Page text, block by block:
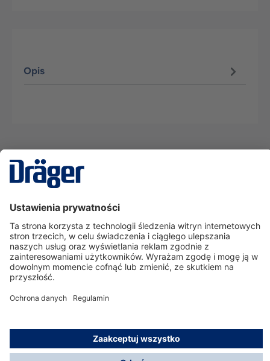
Opis
Serwisowa linia hotline
O nas
Korzystanie ze sklepu
© Dräger Polska Sp. z o.o., 2025